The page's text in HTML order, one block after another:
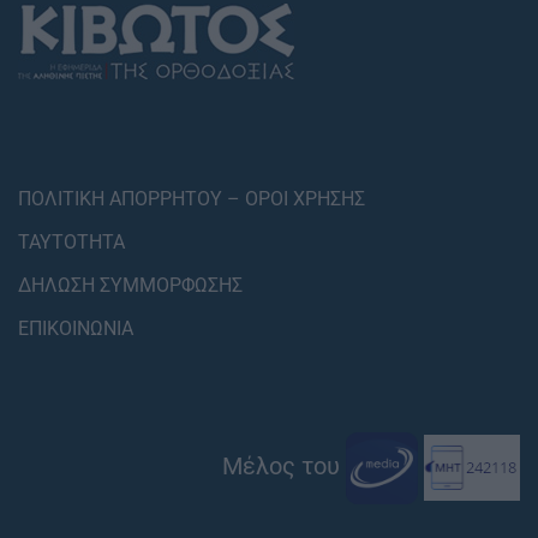
ΠΟΛΙΤΙΚΗ ΑΠΟΡΡΗΤΟΥ – ΟΡΟΙ ΧΡΗΣΗΣ
ΤΑΥΤΟΤΗΤΑ
ΔΗΛΩΣΗ ΣΥΜΜΟΡΦΩΣΗΣ
ΕΠΙΚΟΙΝΩΝΙΑ
Μέλος του